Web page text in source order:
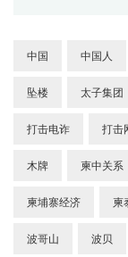
中国 中国人
坠楼 太子集团
打击电诈 打击
木牌 柬中关系
柬埔寨经济 柬
波哥山 波贝